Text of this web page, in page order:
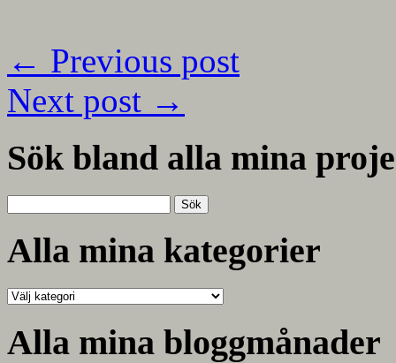
← Previous post
Next post →
Sök bland alla mina
efter:
Alla mina kategorier
Alla
kategorier
Alla mina bloggmånader